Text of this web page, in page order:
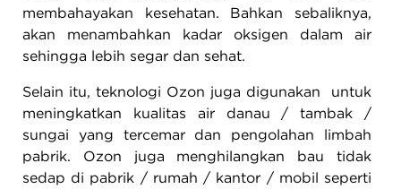
membahayakan kesehatan. Bahkan sebaliknya,
akan menambahkan kadar oksigen dalam air
sehingga lebih segar dan sehat.
Selain itu, teknologi Ozon juga digunakan untuk
meningkatkan kualitas air danau / tambak /
sungai yang tercemar dan pengolahan limbah
pabrik. Ozon juga menghilangkan bau tidak
sedap di pabrik / rumah / kantor / mobil seperti